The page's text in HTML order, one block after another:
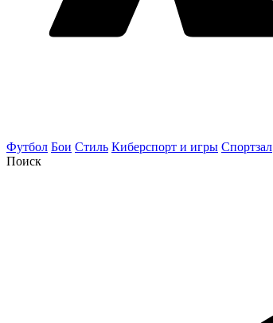
Футбол Бои Стиль Киберспорт и игры Спортзал
Поиск